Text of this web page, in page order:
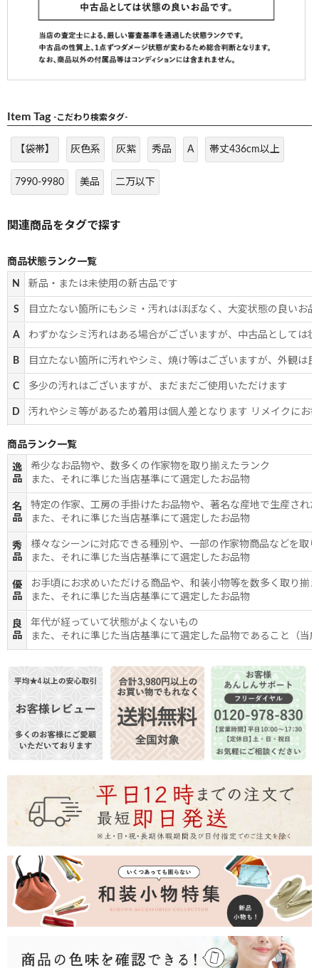
Item Tag -こだわり検索タグ-
【袋帯】 灰色系 灰紫 秀品 A 帯丈436cm以上
7990-9980 美品 二万以下
商品状態ランク一覧
N 新品・または未使用の新古品です
S 目立たない箇所にもシミ・汚れはほぼなく、大変状態の良いお
A わずかなシミ汚れはある場合がございますが、中古品としては
B 目立たない箇所に汚れやシミ、焼け等はございますが、外観は
C 多少の汚れはございますが、まだまだご使用いただけます
D 汚れやシミ等があるため着用は個人差となります リメイクにお
商品ランク一覧
逸
品
希少なお品物や、数多くの作家物を取り揃えたランク
また、それに準じた当店基準にて選定したお品物
名
品
特定の作家、工房の手掛けたお品物や、著名な産地で生産され
また、それに準じた当店基準にて選定したお品物
秀
品
様々なシーンに対応できる種別や、一部の作家物商品などを取
また、それに準じた当店基準にて選定したお品物
優
品
お手頃にお求めいただける商品や、和装小物等を数多く取り揃
また、それに準じた当店基準にて選定したお品物
良
品
年代が経っていて状態がよくないもの
また、それに準じた当店基準にて選定した品物であること（当